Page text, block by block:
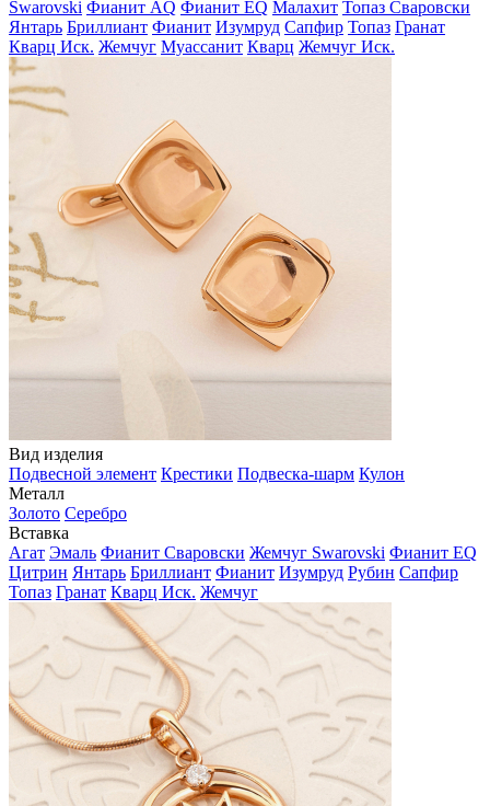
Swarovski Фианит AQ Фианит EQ Малахит Топаз Сваровски
Янтарь Бриллиант Фианит Изумруд Сапфир Топаз Гранат
Кварц Иск. Жемчуг Муассанит Кварц Жемчуг Иск.
Вид изделия
Подвесной элемент Крестики Подвеска-шарм Кулон
Металл
Золото Серебро
Вставка
Агат Эмаль Фианит Сваровски Жемчуг Swarovski Фианит EQ
Цитрин Янтарь Бриллиант Фианит Изумруд Рубин Сапфир
Топаз Гранат Кварц Иск. Жемчуг